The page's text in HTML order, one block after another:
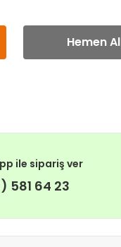
Hemen Al
ile sipariş ver
581 64 23